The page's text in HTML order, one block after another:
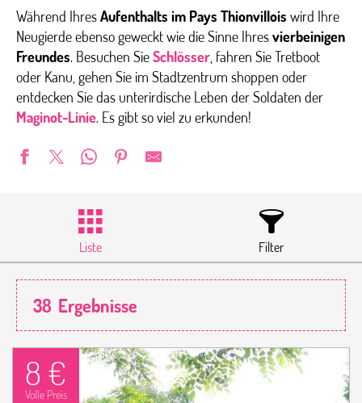
Während IhresAufenthalts im Pays Thionvillois wird Ihre
Neugierde ebenso geweckt wie die Sinne Ihresvierbeinigen
Freundes. Besuchen SieSchlösser , fahren Sie Tretboot
oder Kanu, gehen Sie im Stadtzentrum shoppen oder
entdecken Sie das unterirdische Leben der Soldaten der
Maginot-Linie. Es gibt so viel zu erkunden!
Liste Filter
38 Ergebnisse
8 €
Volle Preis